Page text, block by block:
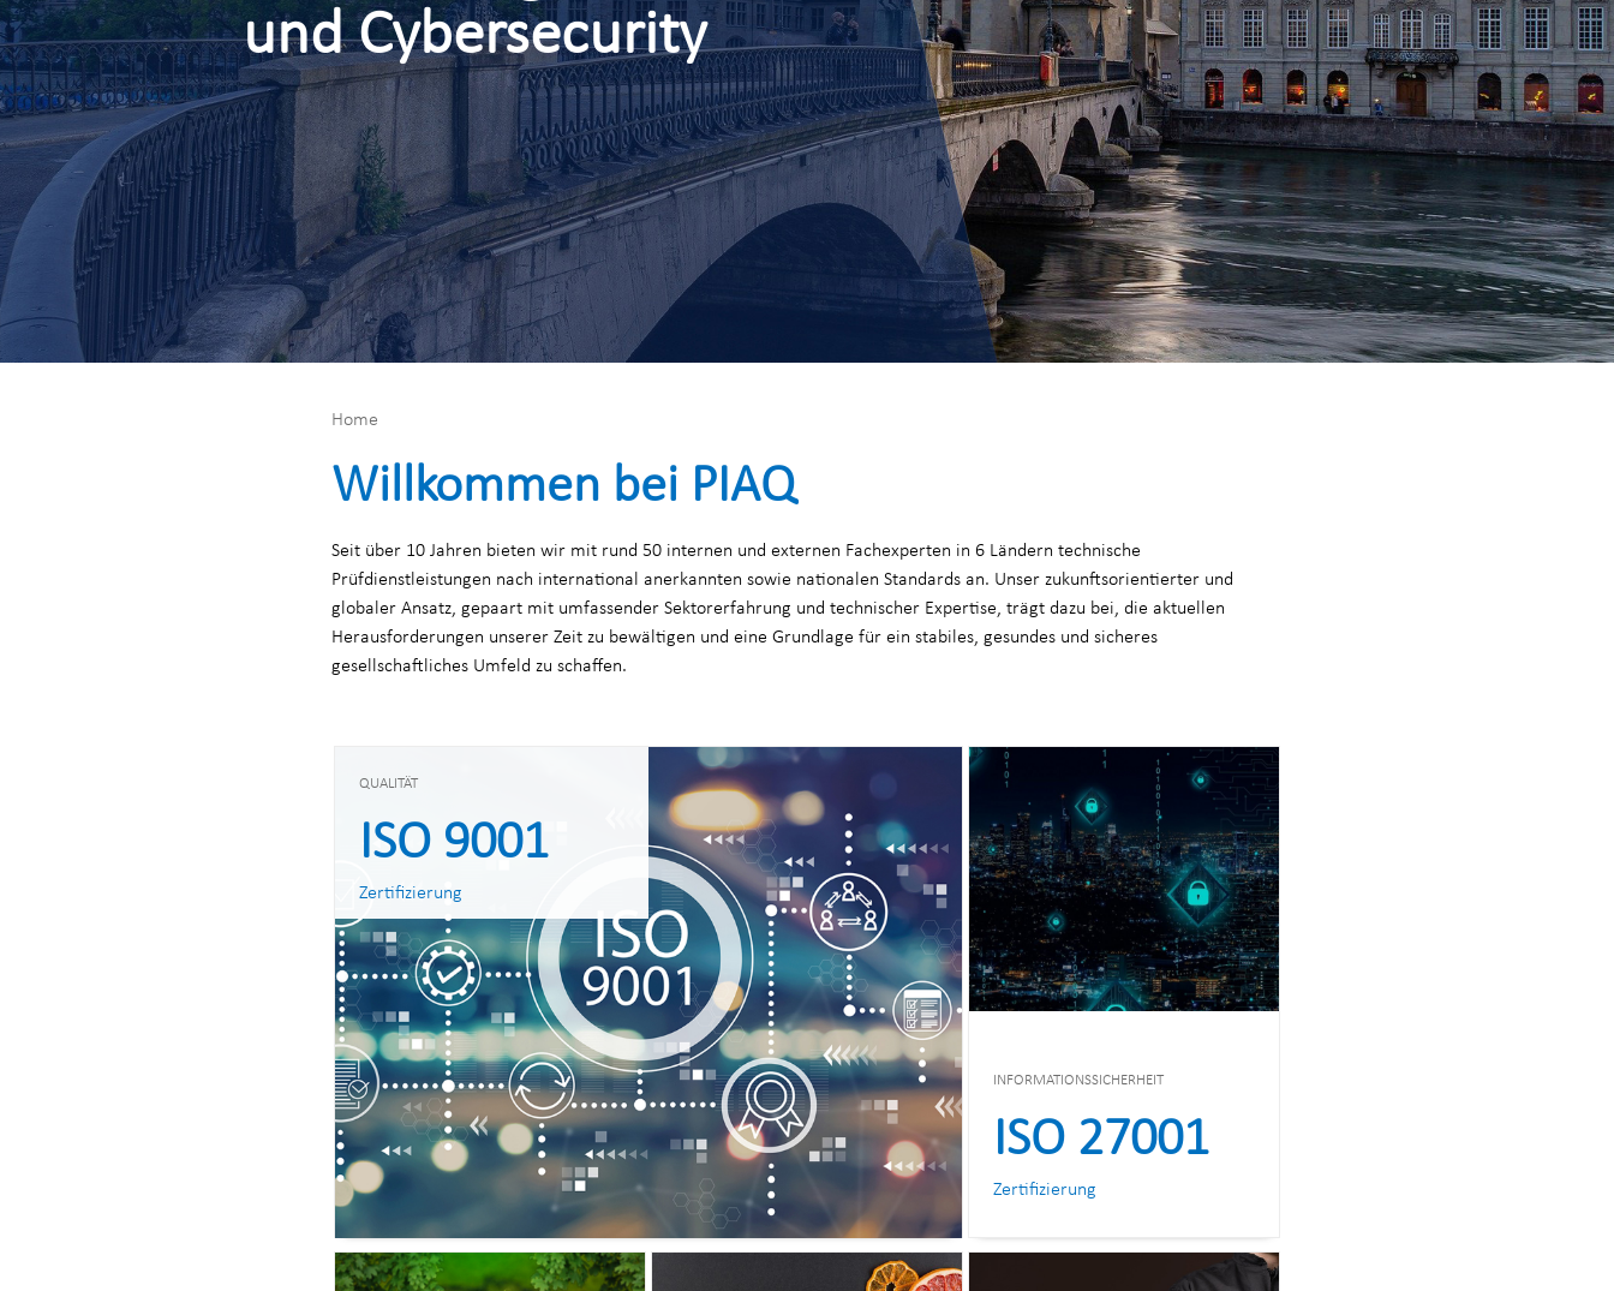
und Cybersecurity
Home
Willkommen bei PIAQ
Seit über 10 Jahren bieten wir mit rund 50 internen und externen Fachexperten in 6 Ländern technische
Prüfdienstleistungen nach international anerkannten sowie nationalen Standards an. Unser zukunftsorientierter und
globaler Ansatz, gepaart mit umfassender Sektorerfahrung und technischer Expertise, trägt dazu bei, die aktuellen
Herausforderungen unserer Zeit zu bewältigen und eine Grundlage für ein stabiles, gesundes und sicheres
gesellschaftliches Umfeld zu schaffen.
QUALITÄT
ISO 9001
Zertifizierung
INFORMATIONSSICHERHEIT
ISO 27001
Zertifizierung